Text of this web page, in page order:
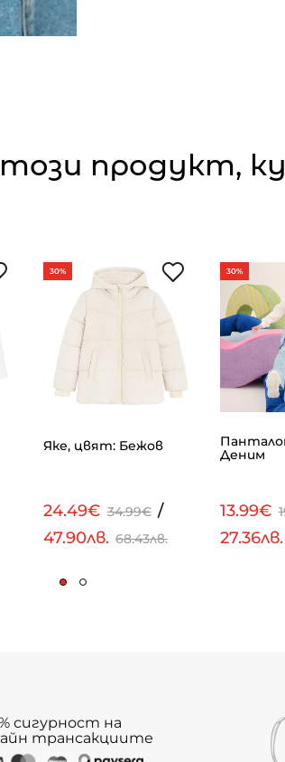
продукт,
30%
Яке, цвят: Бежов
24.49€ 34.99€ /
47.90лв. 68.43лв.
30%
Деним
13.99€
27.36лв.
сигурност на
трансакциите